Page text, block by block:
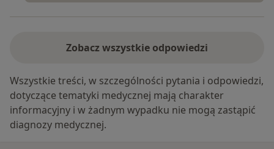
Zobacz wszystkie odpowiedzi
Wszystkie treści, w szczególności pytania i odpowiedzi,
dotyczące tematyki medycznej mają charakter
informacyjny i w żadnym wypadku nie mogą zastąpić
diagnozy medycznej.